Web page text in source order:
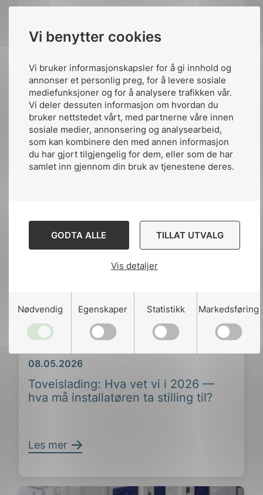
Vi benytter cookies
Vi bruker informasjonskapsler for å gi innhold og
annonser et personlig preg, for å levere sosiale
mediefunksjoner og for å analysere trafikken vår.
Vi deler dessuten informasjon om hvordan du
bruker nettstedet vårt, med partnerne våre innen
sosiale medier, annonsering og analysearbeid,
som kan kombinere den med annen informasjon
du har gjort tilgjengelig for dem, eller som de har
samlet inn gjennom din bruk av tjenestene deres.
GODTA ALLE TILLAT UTVALG
Vis detaljer
Nødvendig Egenskaper Statistikk Markedsføring
Del
påLinkedIn
Del
påFacebook
Del
påMail
Toveislading: Hva vet vi i 2026 —
hva må installatøren ta stilling til?
Dato
08.05.2026
Les mer